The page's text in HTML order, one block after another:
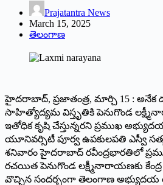
Prajatantra News
March 15, 2025
తెలంగాణ
హైదరాబాద్, ప్రజాతంత్ర, మార్చి 15 :
సాహిత్యోద్యమ విస్తృతికి పెనుగొండ
ఇతోధిక కృషి చేస్తున్నరని ప్రముఖ
యూనివర్సిటీ పూర్వ ఉపకులపతి ఎస్వీ
శనివారం హైదరాబాద్ రవీంద్రభారతిలో
రచయిత పెనుగొండ లక్ష్మీనారాయణకు
వొచ్చిన సందర్భంగా తెలంగాణ